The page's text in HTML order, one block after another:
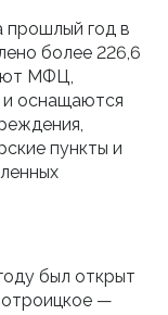
прошлый год в
более 226,6
МФЦ,
и оснащаются
пункты и
был открыт
—